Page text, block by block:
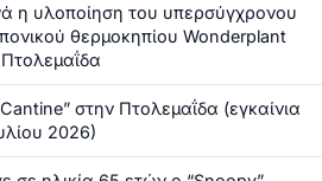
η υλοποίηση του υπερσύγχρονου
θερμοκηπίου Wonderplant
στην Πτολεμαΐδα (εγκαίνια
2026)